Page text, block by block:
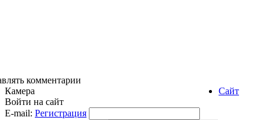
комментарии
Камера
Войти на сайт
E-mail: Регистрация
Сайт